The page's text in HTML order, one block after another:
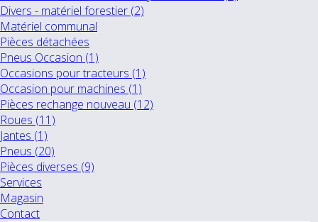
Divers - matériel forestier (2)
Matériel communal
Pièces détachées
Pneus Occasion (1)
Occasions pour tracteurs (1)
Occasion pour machines (1)
Pièces rechange nouveau (12)
Roues (11)
Jantes (1)
Pneus (20)
Pièces diverses (9)
Services
Magasin
Contact